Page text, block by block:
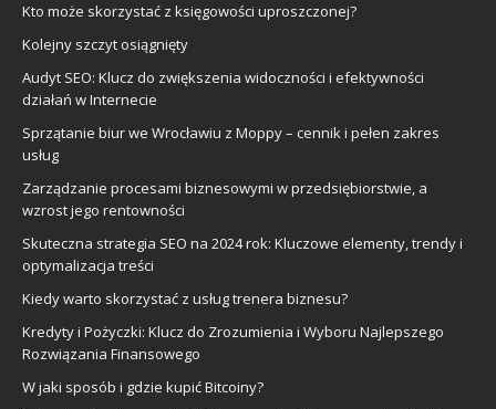
Kto może skorzystać z księgowości uproszczonej?
Kolejny szczyt osiągnięty
Audyt SEO: Klucz do zwiększenia widoczności i efektywności
działań w Internecie
Sprzątanie biur we Wrocławiu z Moppy – cennik i pełen zakres
usług
Zarządzanie procesami biznesowymi w przedsiębiorstwie, a
wzrost jego rentowności
Skuteczna strategia SEO na 2024 rok: Kluczowe elementy, trendy i
optymalizacja treści
Kiedy warto skorzystać z usług trenera biznesu?
Kredyty i Pożyczki: Klucz do Zrozumienia i Wyboru Najlepszego
Rozwiązania Finansowego
W jaki sposób i gdzie kupić Bitcoiny?